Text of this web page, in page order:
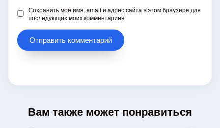
Сохранить моё имя, email и адрес сайта в этом браузере для
последующих моих комментариев.
Вам также может понравиться